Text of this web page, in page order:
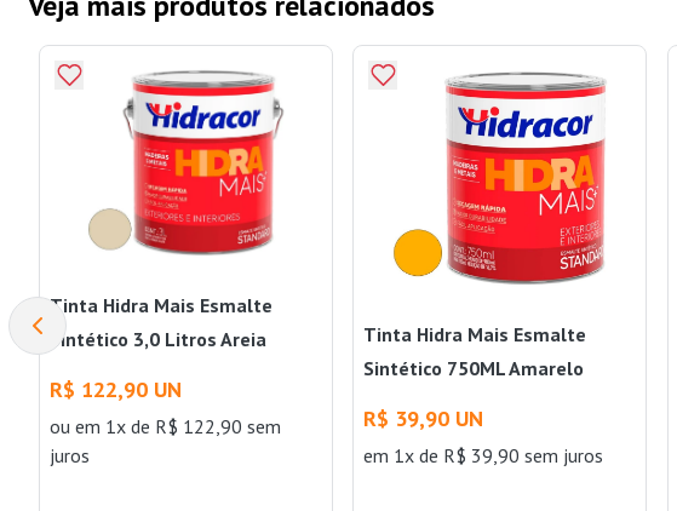
Tinta Hidra Mais Esmalte
Sintético 3,0 Litros Areia
R$ 122,90 UN
ou em 1x de R$ 122,90 sem
juros
Tinta Hidra Mais Esmalte
Sintético 750ML Amarelo
R$ 39,90 UN
em 1x de R$ 39,90 sem juros